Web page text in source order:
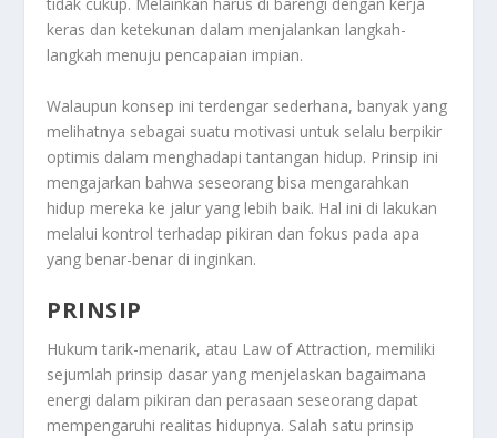
keras dan ketekunan dalam menjalankan langkah-
langkah menuju pencapaian impian.
Walaupun konsep ini terdengar sederhana, banyak yang
melihatnya sebagai suatu motivasi untuk selalu berpikir
optimis dalam menghadapi tantangan hidup. Prinsip ini
mengajarkan bahwa seseorang bisa mengarahkan
hidup mereka ke jalur yang lebih baik. Hal ini di lakukan
melalui kontrol terhadap pikiran dan fokus pada apa
yang benar-benar di inginkan.
PRINSIP
Hukum tarik-menarik, atau Law of Attraction, memiliki
sejumlah prinsip dasar yang menjelaskan bagaimana
energi dalam pikiran dan perasaan seseorang dapat
mempengaruhi realitas hidupnya. Salah satu prinsip